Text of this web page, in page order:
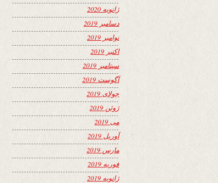
ژانویه 2020
دسامبر 2019
نوامبر 2019
اکتبر 2019
سپتامبر 2019
آگوست 2019
جولای 2019
ژوئن 2019
می 2019
آوریل 2019
مارس 2019
فوریه 2019
ژانویه 2019